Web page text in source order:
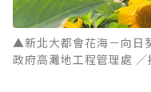
▲新北大都會花海－向日
政府高灘地工程管理處 ／